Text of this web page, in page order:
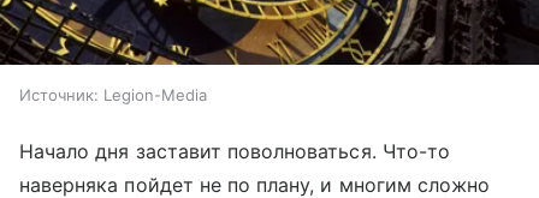
Источник: Legion-Media
Начало дня заставит поволноваться. Что-то
наверняка пойдет не по плану, и многим сложно